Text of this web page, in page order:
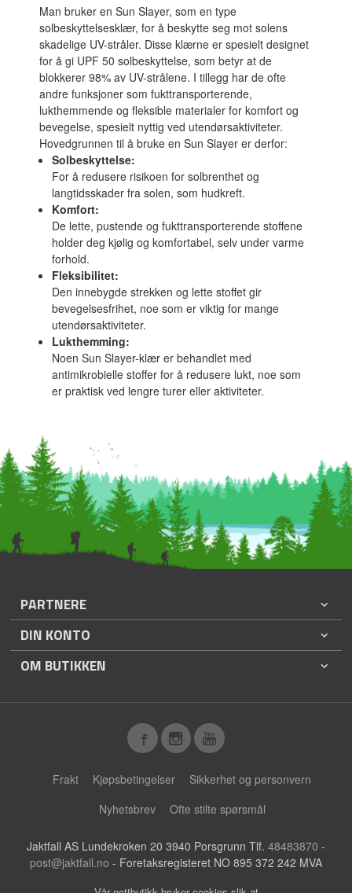
Man bruker en Sun Slayer, som en type
solbeskyttelsesklær, for å beskytte seg mot solens
skadelige UV-stråler. Disse klærne er spesielt designet
for å gi UPF 50 solbeskyttelse, som betyr at de
blokkerer 98% av UV-strålene. I tillegg har de ofte
andre funksjoner som fukttransporterende,
lukthemmende og fleksible materialer for komfort og
bevegelse, spesielt nyttig ved utendørsaktiviteter.
Hovedgrunnen til å bruke en Sun Slayer er derfor:
Solbeskyttelse:
For å redusere risikoen for solbrenthet og
langtidsskader fra solen, som hudkreft.
Komfort:
De lette, pustende og fukttransporterende stoffene
holder deg kjølig og komfortabel, selv under varme
forhold.
Fleksibilitet:
Den innebygde strekken og lette stoffet gir
bevegelsesfrihet, noe som er viktig for mange
utendørsaktiviteter.
Lukthemming:
Noen Sun Slayer-klær er behandlet med
antimikrobielle stoffer for å redusere lukt, noe som
er praktisk ved lengre turer eller aktiviteter.
PARTNERE
DIN KONTO
OM BUTIKKEN
Frakt Kjøpsbetingelser
Sikkerhet og personvern
Nyhetsbrev
Ofte stilte spørsmål
Jaktfall AS Lundekroken 20 3940 Porsgrunn Tlf. 48483870 -
post@jaktfall.no - Foretaksregisteret NO 895 372 242 MVA